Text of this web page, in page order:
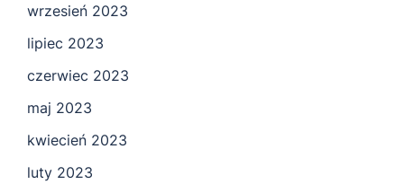
wrzesień 2023
lipiec 2023
czerwiec 2023
maj 2023
kwiecień 2023
luty 2023